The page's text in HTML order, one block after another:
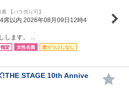
【バラ売り可】
以内 2026年08月09日12時4
します。 ...
定 女性名義
塗りつぶしなし
!THE STAGE 10th Annive